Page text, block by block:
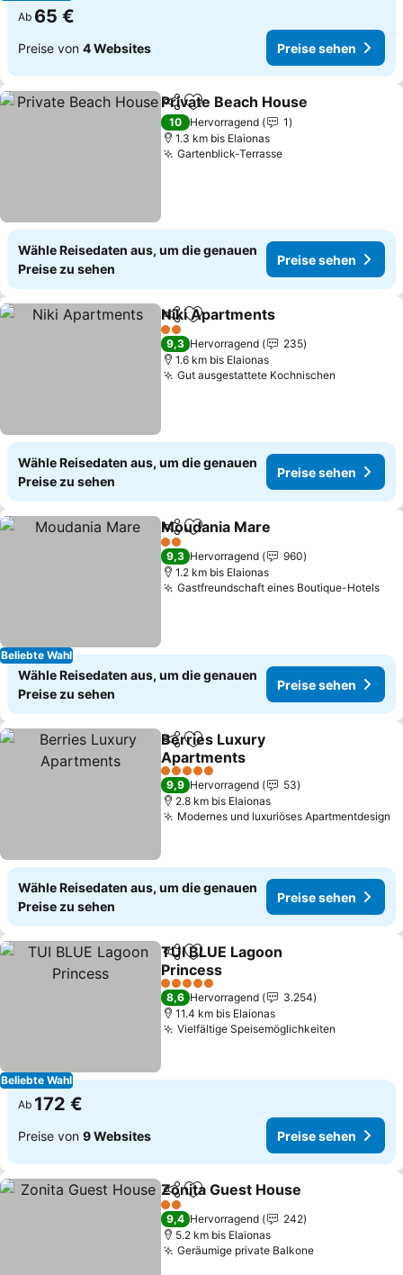
Ab 65 €
Preise von 4 Websites Preise sehen
TeilenZu Favoriten hinzufügen
Private Beach House
10 Hervorragend
1
1.3 km bis Elaionas
Gartenblick-Terrasse
Wähle Reisedaten aus, um die genauen
Preise zu sehen
Preise sehen
TeilenZu Favoriten hinzufügen
Niki Apartments
2 Sterne
9,3 Hervorragend
235
1.6 km bis Elaionas
Gut ausgestattete Kochnischen
Wähle Reisedaten aus, um die genauen
Preise zu sehen
Preise sehen
Beliebte Wahl
TeilenZu Favoriten hinzufügen
Moudania Mare
2 Sterne
9,3 Hervorragend
960
1.2 km bis Elaionas
Gastfreundschaft eines Boutique-Hotels
Wähle Reisedaten aus, um die genauen
Preise zu sehen
Preise sehen
TeilenZu Favoriten hinzufügen
Berries Luxury
Apartments
Preise sehen
5 Sterne
9,9 Hervorragend
53
2.8 km bis Elaionas
Modernes und luxuriöses Apartmentdesign
Wähle Reisedaten aus, um die genauen
Preise zu sehen
Preise sehen
Beliebte Wahl
TeilenZu Favoriten hinzufügen
TUI BLUE Lagoon
Princess
Preise sehen
5 Sterne
8,6 Hervorragend
3.254
11.4 km bis Elaionas
Vielfältige Speisemöglichkeiten
Ab 172 €
Preise von 9 Websites Preise sehen
TeilenZu Favoriten hinzufügen
Zonita Guest House
2 Sterne
9,4 Hervorragend
242
5.2 km bis Elaionas
Geräumige private BalkonePreise sehen